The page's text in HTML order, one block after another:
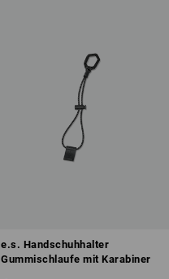
e.s. Handschuhhalter
Gummischlaufe mit Karabiner